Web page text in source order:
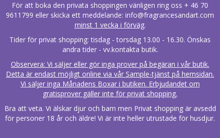
För att boka den privata shoppingen vänligen ring oss + 46 70
9611799 eller skicka ett meddelande: info@fragrancesandart.com
minst 1 vecka i förväg.
Tider för privat shopping: tisdag - torsdag 13.00 - 16.30. Önskas
andra tider - vv.kontakta butik.
Observera: Vi säljer eller gör inga prover på begäran i vår butik.
Detta är endast möjligt online via vår Sample-tjänst på hemsidan.
Vi säljer inga Månadens Boxar i butiken. Erbjudandet om
gratisprover gäller inte för privat shopping.
Bra att veta. Vi älskar djur och barn men Privat shopping är avsedd
för personer 18 år och äldre! Vi är inte heller utrustade för husdjur.